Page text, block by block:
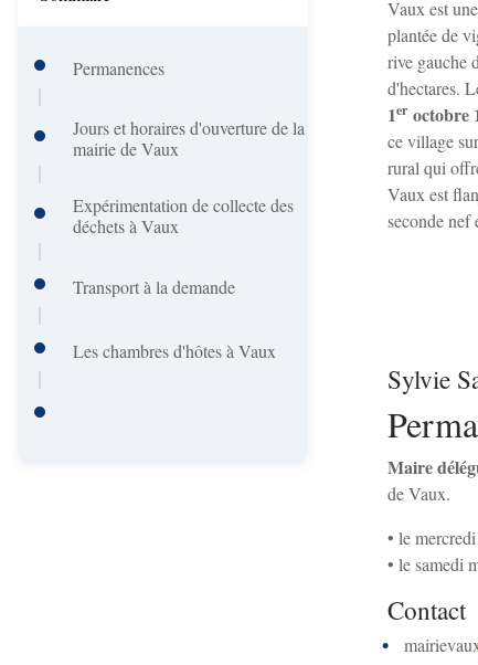
c
p
Permanences
Jours et horaires d'ouverture de la
mairie de Vaux
Expérimentation de collecte des
déchets à Vaux
Transport à la demande
Les chambres d'hôtes à Vaux
Vaux est
plantée de
rive gauche
d'hectares.
1er octobre
ce village
rural qui
Vaux est
seconde nef
Sylvie
Maire
de Vaux.
• le
• le samedi
Contact